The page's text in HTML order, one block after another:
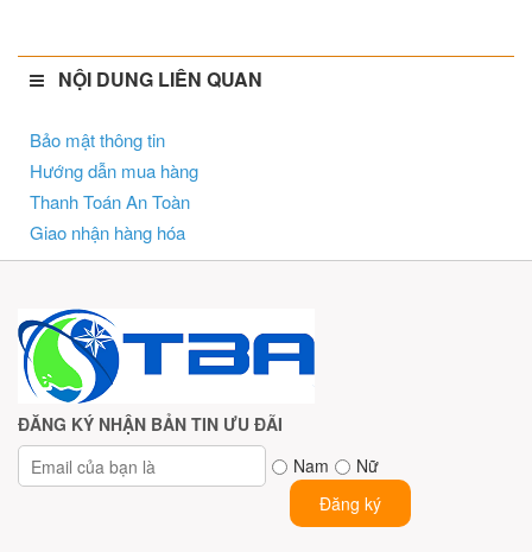
NỘI DUNG LIÊN QUAN
Bảo mật thông tin
Hướng dẫn mua hàng
Thanh Toán An Toàn
Giao nhận hàng hóa
ĐĂNG KÝ NHẬN BẢN TIN ƯU ĐÃI
Nam
Nữ
Đăng ký